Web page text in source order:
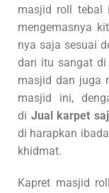
masjid roll tebal
mengemasnya
nya saja sesuai
dari itu sangat di
masjid dan juga
masjid ini,
di Jual karpet
di harapkan
khidmat.
Kapret masjid